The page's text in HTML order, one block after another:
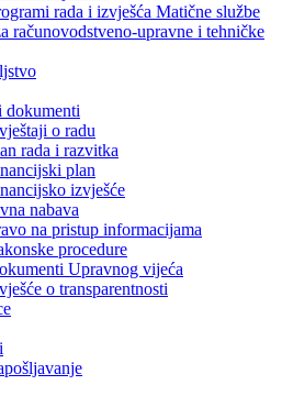
rada i izvješća Matične službe
računovodstveno-upravne i tehničke
dokumenti
o radu
rada i razvitka
plan
izvješće
nabava
na pristup informacijama
procedure
Upravnog vijeća
o transparentnosti